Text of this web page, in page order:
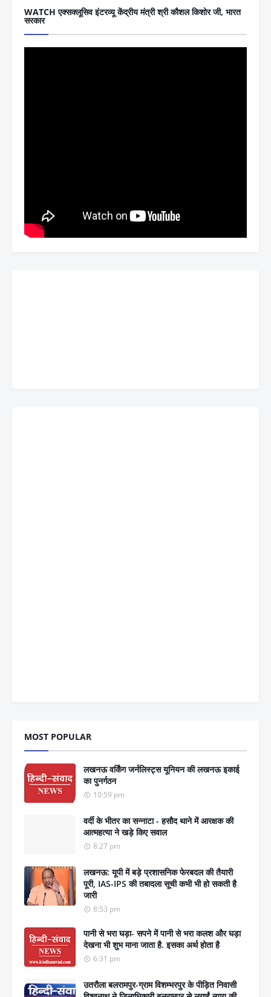
WATCH एक्सक्लूसिव इंटरव्यू केंद्रीय मंत्री श्री कौशल किशोर जी, भारत
सरकार
MOST POPULAR
लखनऊ वर्किंग जर्नलिस्ट्स यूनियन की लखनऊ इकाई
का पुनर्गठन
10:59 pm
वर्दी के भीतर का सन्नाटा - हसौद थाने में आरक्षक की
आत्महत्या ने खड़े किए सवाल
8:27 pm
लखनऊ: यूपी में बड़े प्रशासनिक फेरबदल की तैयारी
पूरी, IAS-IPS की तबादला सूची कभी भी हो सकती है
जारी
8:53 pm
पानी से भरा घड़ा- सपने में पानी से भरा कलश और घड़ा
देखना भी शुभ माना जाता है. इसका अर्थ होता है
6:31 pm
उतरौला बलरामपुर-ग्राम विशम्भरपुर के पीड़ित निवासी